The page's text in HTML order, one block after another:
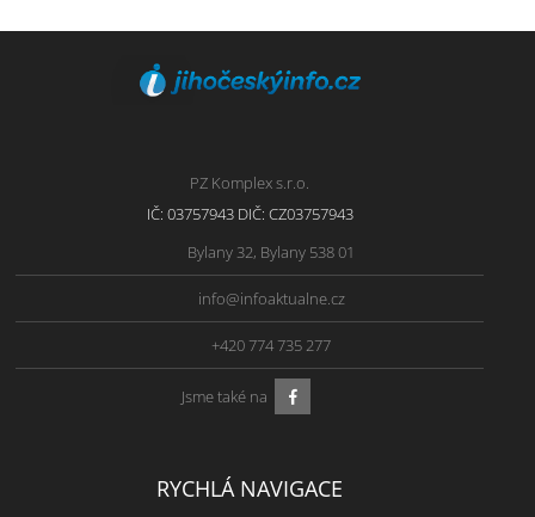
PZ Komplex s.r.o.
IČ: 03757943 DIČ: CZ03757943
Bylany 32, Bylany 538 01
info@infoaktualne.cz
+420 774 735 277
Jsme také na
RYCHLÁ NAVIGACE